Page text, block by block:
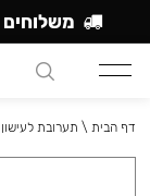
דף הבית \ תערובת לעישון
משלוחים